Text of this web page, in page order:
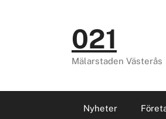
021
Mälarstaden Västerås
Nyheter